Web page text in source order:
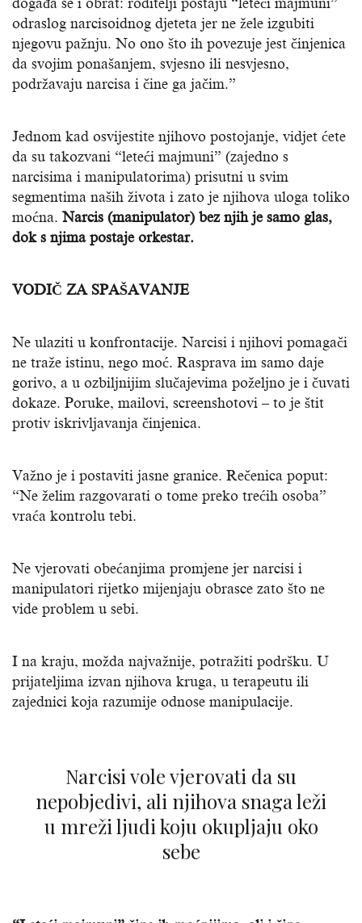
događa se i obrat: roditelji postaju “leteći majmuni”
odraslog narcisoidnog djeteta jer ne žele izgubiti
njegovu pažnju. No ono što ih povezuje jest činjenica
da svojim ponašanjem, svjesno ili nesvjesno,
podržavaju narcisa i čine ga jačim.”
Jednom kad osvijestite njihovo postojanje, vidjet ćete
da su takozvani “leteći majmuni” (zajedno s
narcisima i manipulatorima) prisutni u svim
segmentima naših života i zato je njihova uloga toliko
moćna. Narcis (manipulator) bez njih je samo glas,
dok s njima postaje orkestar.
VODIČ ZA SPAŠAVANJE
Ne ulaziti u konfrontacije. Narcisi i njihovi pomagači
ne traže istinu, nego moć. Rasprava im samo daje
gorivo, a u ozbiljnijim slučajevima poželjno je i čuvati
dokaze. Poruke, mailovi, screenshotovi – to je štit
protiv iskrivljavanja činjenica.
Važno je i postaviti jasne granice. Rečenica poput:
“Ne želim razgovarati o tome preko trećih osoba”
vraća kontrolu tebi.
Ne vjerovati obećanjima promjene jer narcisi i
manipulatori rijetko mijenjaju obrasce zato što ne
vide problem u sebi.
I na kraju, možda najvažnije, potražiti podršku. U
prijateljima izvan njihova kruga, u terapeutu ili
zajednici koja razumije odnose manipulacije.
Narcisi vole vjerovati da su
nepobjedivi, ali njihova snaga leži
u mreži ljudi koju okupljaju oko
sebe